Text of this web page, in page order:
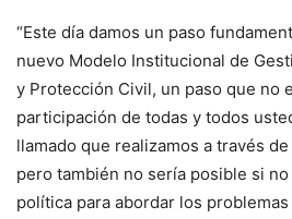
“Este día damos un paso
nuevo Modelo Institucional de
y Protección Civil, un paso que no
participación de todas y todos
llamado que realizamos a través
pero también no sería posible si
política para abordar los